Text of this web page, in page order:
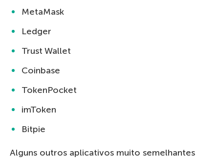
MetaMask
Ledger
Trust Wallet
Coinbase
TokenPocket
imToken
Bitpie
Alguns outros aplicativos muito semelhantes